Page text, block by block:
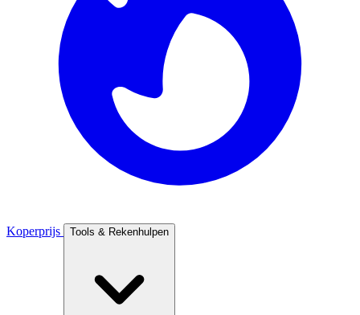
Koperprijs Tools & Rekenhulpen